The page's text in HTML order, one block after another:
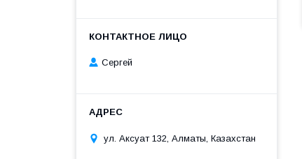
Сергей
ул. Аксуат 132, Алматы, Казахстан